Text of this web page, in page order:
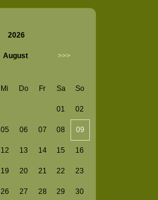
2026
August >>>
Mi Do Fr Sa So
01 02
05 06 07 08 09
12 13 14 15 16
19 20 21 22 23
26 27 28 29 30